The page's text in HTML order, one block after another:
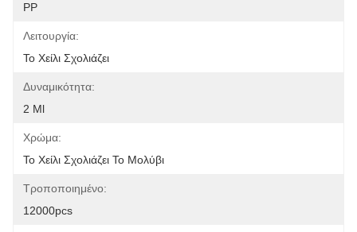
PP
Λειτουργία:
Το Χείλι Σχολιάζει
Δυναμικότητα:
2 Ml
Χρώμα:
Το Χείλι Σχολιάζει Το Μολύβι
Τροποποιημένο:
12000pcs